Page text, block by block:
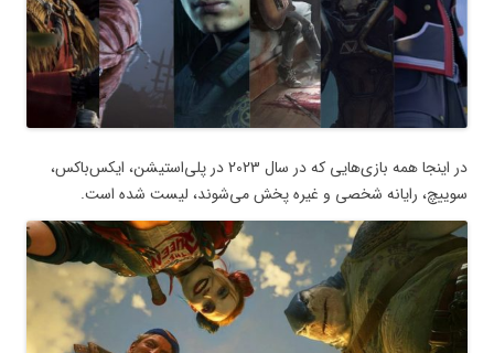
در اینجا همه بازی‌هایی که در سال 2023 در پلی‌استیشن، ایکس‌باکس،
سوییچ، رایانه شخصی و غیره پخش می‌شوند، لیست شده است.